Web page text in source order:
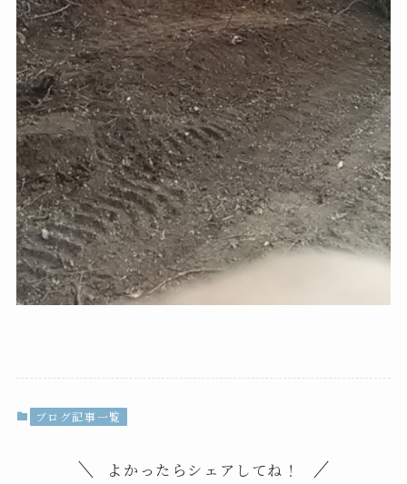
ブログ記事一覧
よかったらシェアしてね！